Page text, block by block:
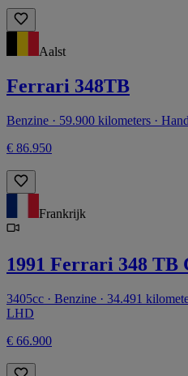
Aalst
Ferrari 348TB
Benzine · 59.900 kilometers ·
€ 86.950
Frankrijk
1991 Ferrari 348 TB
3405cc · Benzine · 34.491
LHD
€ 66.900